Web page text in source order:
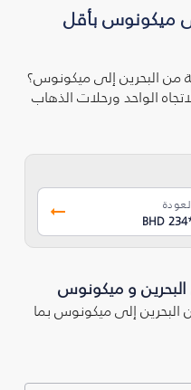
ميكونوس بأقل
من البحرين إلى ميكونوس؟
الواحد ورحلات الذهاب
العودة
BHD 234
و ميكونوس
البحرين إلى ميكونوس بما